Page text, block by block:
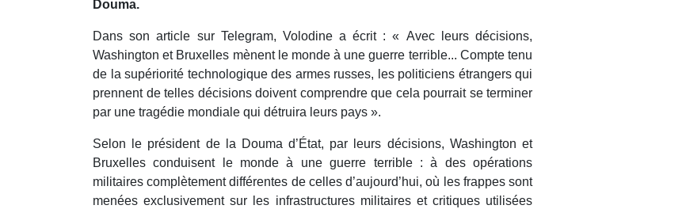
Douma.
Dans son article sur Telegram, Volodine a écrit : « Avec leurs décisions,
Washington et Bruxelles mènent le monde à une guerre terrible... Compte tenu
de la supériorité technologique des armes russes, les politiciens étrangers qui
prennent de telles décisions doivent comprendre que cela pourrait se terminer
par une tragédie mondiale qui détruira leurs pays ».
Selon le président de la Douma d’État, par leurs décisions, Washington et
Bruxelles conduisent le monde à une guerre terrible : à des opérations
militaires complètement différentes de celles d’aujourd’hui, où les frappes sont
menées exclusivement sur les infrastructures militaires et critiques utilisées